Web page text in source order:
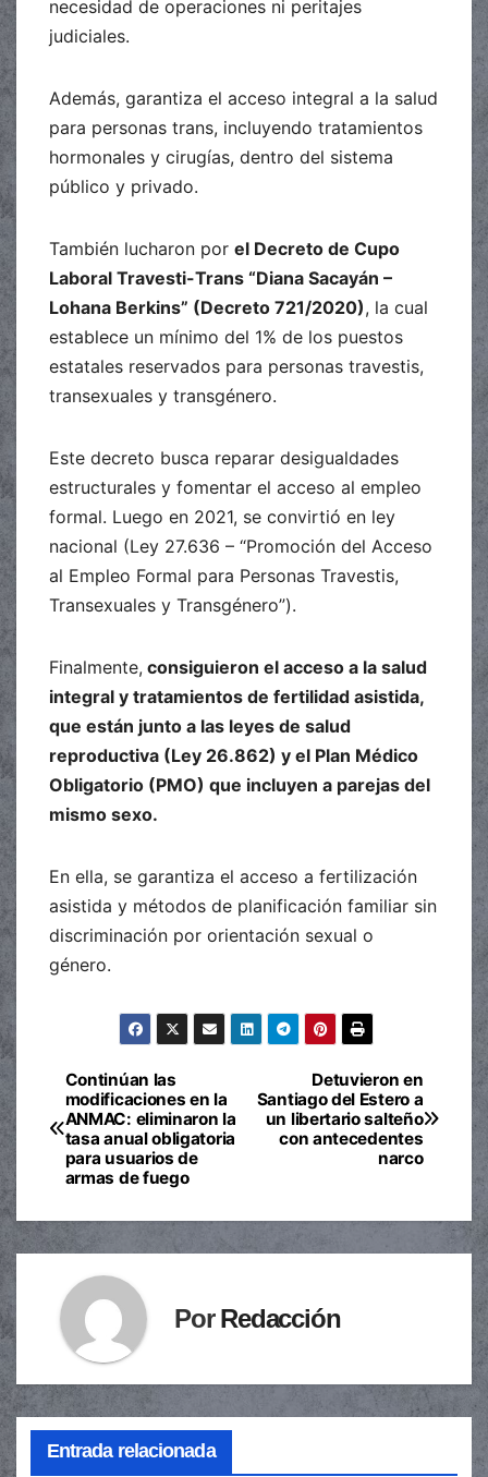
necesidad de operaciones ni peritajes
judiciales.
Además, garantiza el acceso integral a la salud
para personas trans, incluyendo tratamientos
hormonales y cirugías, dentro del sistema
público y privado.
También lucharon por el Decreto de Cupo
Laboral Travesti-Trans “Diana Sacayán –
Lohana Berkins” (Decreto 721/2020), la cual
establece un mínimo del 1% de los puestos
estatales reservados para personas travestis,
transexuales y transgénero.
Este decreto busca reparar desigualdades
estructurales y fomentar el acceso al empleo
formal. Luego en 2021, se convirtió en ley
nacional (Ley 27.636 – “Promoción del Acceso
al Empleo Formal para Personas Travestis,
Transexuales y Transgénero”).
Finalmente, consiguieron el acceso a la salud
integral y tratamientos de fertilidad asistida,
que están junto a las leyes de salud
reproductiva (Ley 26.862) y el Plan Médico
Obligatorio (PMO) que incluyen a parejas del
mismo sexo.
En ella, se garantiza el acceso a fertilización
asistida y métodos de planificación familiar sin
discriminación por orientación sexual o
género.
Navegación
de
entradas
Detuvieron en
Santiago del Estero a
un libertario salteño
con antecedentes
narco
Continúan las
modificaciones en la
ANMAC: eliminaron la
tasa anual obligatoria
para usuarios de
armas de fuego
PorRedacción
Entrada relacionada